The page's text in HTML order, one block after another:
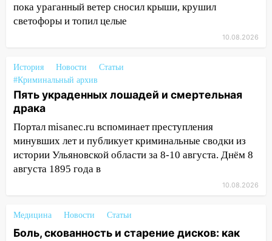
13:00 На проспекте Тюленева в
Ульяновске образовалось «море»
крупный град
12:11 Где есть бензин в Ульяновске 9
августа: список АЗС
11:55
Соцсети: светофор упал на
машину во время сильного ливня в
Ульяновске
11:00 В Ульяновской области люди в
недели в Ульяновской области
пока ураганный ветер сносил крыши, крушил
светофоры и топил целые
10.08.2026
История Новости
Статьи
#Криминальный архив
Пять украденных лошадей и смертельная
драка
Портал misanec.ru вспоминает преступления
минувших лет и публикует криминальные сводки из
истории Ульяновской области за 8-10 августа. Днём 8
августа 1895 года в
10.08.2026
Медицина Новости Статьи
Боль, скованность и старение дисков: как